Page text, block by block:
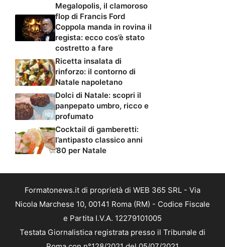
Megalopolis, il clamoroso
flop di Francis Ford
Coppola manda in rovina il
regista: ecco cos’è stato
costretto a fare
Ricetta insalata di
rinforzo: il contorno di
Natale napoletano
Dolci di Natale: scopri il
panpepato umbro, ricco e
profumato
Cocktail di gamberetti:
l’antipasto classico anni
’80 per Natale
Formatonews.it di proprietà di WEB 365 SRL - Via
Nicola Marchese 10, 00141 Roma (RM) - Codice Fiscale
e Partita I.V.A. 12279101005
Testata Giornalistica registrata presso il Tribunale di